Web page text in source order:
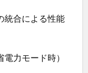
統合による性能
力モード時）